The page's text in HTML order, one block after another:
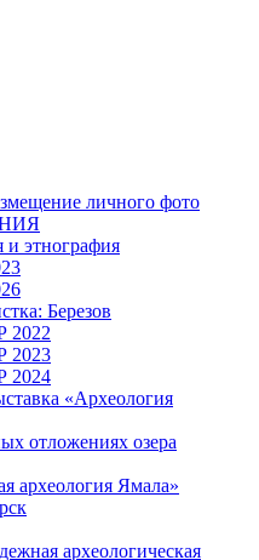
личного фото
и этнография
Березов
2022
2023
2024
«Археология
отложениях озера
археология Ямала»
археологическая